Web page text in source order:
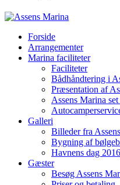
Forside
Arrangementer
Marina faciliteter
Faciliteter
Bådhåndtering i
Præsentation af
Assens Marina
Galleri
Billeder fra
Bygning af
Havnens dag 2016
Gæster
Besøg Assens